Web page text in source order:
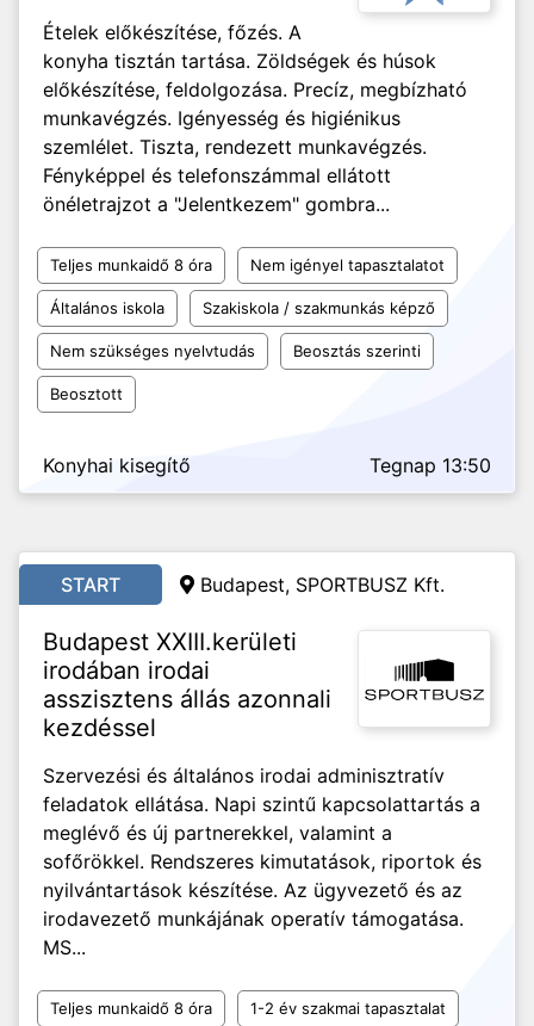
Ételek előkészítése, főzés. A
konyha tisztán tartása. Zöldségek és húsok
előkészítése, feldolgozása. Precíz, megbízható
munkavégzés. Igényesség és higiénikus
szemlélet. Tiszta, rendezett munkavégzés.
Fényképpel és telefonszámmal ellátott
önéletrajzot a "Jelentkezem" gombra...
Teljes munkaidő 8 óra Nem igényel tapasztalatot
Általános iskola Szakiskola / szakmunkás képző
Nem szükséges nyelvtudás Beosztás szerinti
Beosztott
Konyhai kisegítő Tegnap 13:50
START Budapest, SPORTBUSZ Kft.
Budapest XXIII.kerületi
irodában irodai
asszisztens állás azonnali
kezdéssel
Szervezési és általános irodai adminisztratív
feladatok ellátása. Napi szintű kapcsolattartás a
meglévő és új partnerekkel, valamint a
sofőrökkel. Rendszeres kimutatások, riportok és
nyilvántartások készítése. Az ügyvezető és az
irodavezető munkájának operatív támogatása.
MS...
Teljes munkaidő 8 óra 1-2 év szakmai tapasztalat